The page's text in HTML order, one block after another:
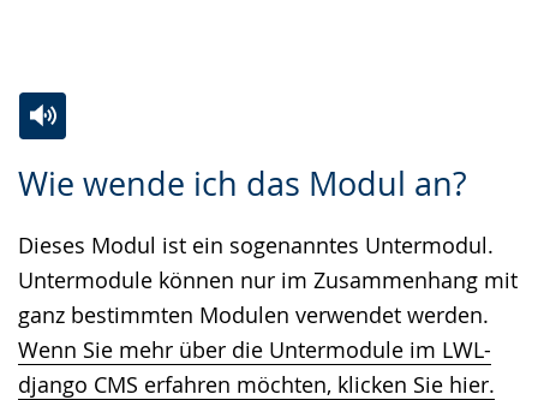
Wie wende ich das Modul an?
Dieses Modul ist ein sogenanntes Untermodul.
Untermodule können nur im Zusammenhang mit
ganz bestimmten Modulen verwendet werden.
Wenn Sie mehr über die Untermodule im LWL-
django CMS erfahren möchten, klicken Sie hier.
Leichten
wechseln.
Audio-
Video
Deutscher
Gebärdensprache
wird
angezeigt.